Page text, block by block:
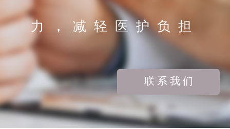
力，减轻医护负担
联 系 我 们